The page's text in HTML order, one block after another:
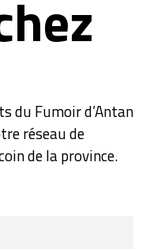
du Fumoir d’Antan
réseau de
de la province.